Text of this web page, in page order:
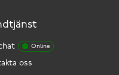
Online
oss